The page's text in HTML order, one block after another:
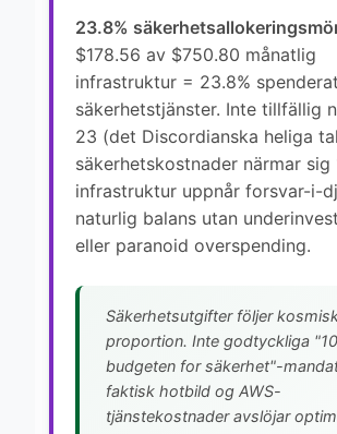
23.8%
$178.56 av $750.80 månatlig
infrastruktur = 23.8%
säkerhetstjänster. Inte tillfällig
23 (det Discordianska heliga
säkerhetskostnader närmar sig
infrastruktur uppnår forsvar-i-
naturlig balans utan
eller paranoid overspending.
Säkerhetsutgifter följer
proportion. Inte godtyckliga
budgeten for säkerhet"-
faktisk hotbild og AWS-
tjänstekostnader avslöjar